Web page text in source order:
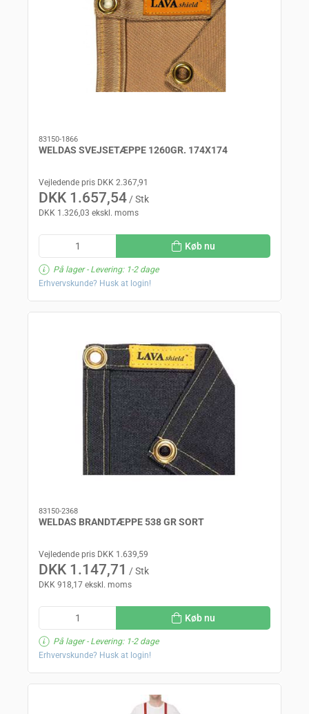
83150-1866
WELDAS SVEJSETÆPPE 1260GR. 174X174
Vejledende pris DKK 2.367,91
DKK 1.657,54 / Stk
DKK 1.326,03 ekskl. moms
Køb nu
På lager- Levering: 1-2 dage
Erhvervskunde? Husk at login!
83150-2368
WELDAS BRANDTÆPPE 538 GR SORT
Vejledende pris DKK 1.639,59
DKK 1.147,71 / Stk
DKK 918,17 ekskl. moms
Køb nu
På lager- Levering: 1-2 dage
Erhvervskunde? Husk at login!